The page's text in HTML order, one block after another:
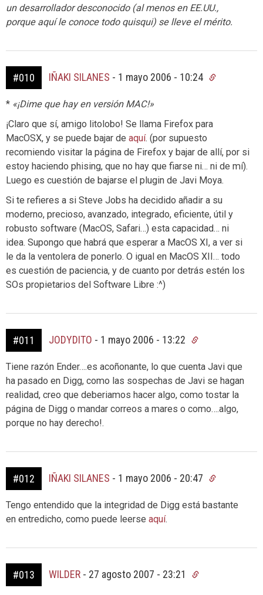
un desarrollador desconocido (al menos en EE.UU.,
porque aquí le conoce todo quisqui) se lleve el mérito.
#010 IÑAKI SILANES - 1 mayo 2006 - 10:24
* «¡Dime que hay en versión MAC!»
¡Claro que sí, amigo litolobo! Se llama Firefox para
MacOSX, y se puede bajar de aquí. (por supuesto
recomiendo visitar la página de Firefox y bajar de allí, por si
estoy haciendo phising, que no hay que fiarse ni… ni de mí).
Luego es cuestión de bajarse el plugin de Javi Moya.
Si te refieres a si Steve Jobs ha decidido añadir a su
moderno, precioso, avanzado, integrado, eficiente, útil y
robusto software (MacOS, Safari…) esta capacidad… ni
idea. Supongo que habrá que esperar a MacOS XI, a ver si
le da la ventolera de ponerlo. O igual en MacOS XII… todo
es cuestión de paciencia, y de cuanto por detrás estén los
SOs propietarios del Software Libre :^)
#011 JODYDITO - 1 mayo 2006 - 13:22
Tiene razón Ender….es acoñonante, lo que cuenta Javi que
ha pasado en Digg, como las sospechas de Javi se hagan
realidad, creo que deberiamos hacer algo, como tostar la
página de Digg o mandar correos a mares o como….algo,
porque no hay derecho!.
#012 IÑAKI SILANES - 1 mayo 2006 - 20:47
Tengo entendido que la integridad de Digg está bastante
en entredicho, como puede leerse aquí.
#013 WILDER - 27 agosto 2007 - 23:21